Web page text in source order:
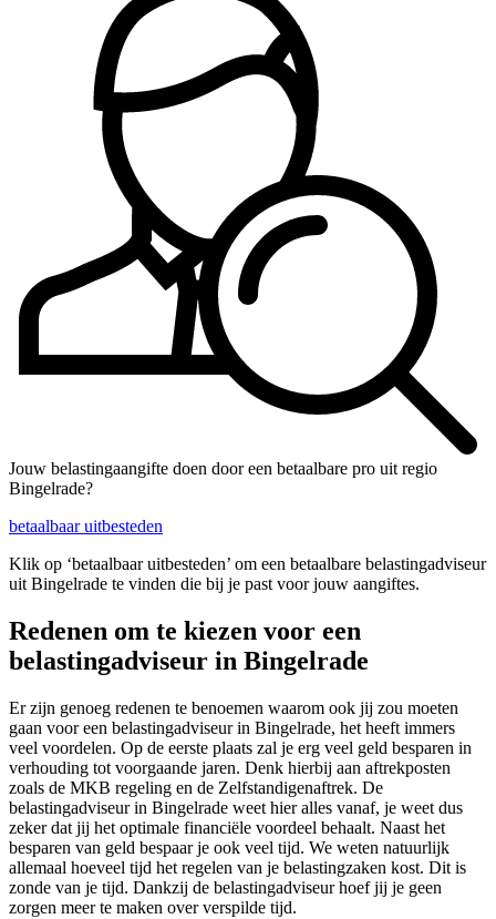
Jouw belastingaangifte doen door een betaalbare pro uit regio
Bingelrade?
betaalbaar uitbesteden
Klik op ‘betaalbaar uitbesteden’ om een betaalbare belastingadviseur
uit Bingelrade te vinden die bij je past voor jouw aangiftes.
Redenen om te kiezen voor een
belastingadviseur in Bingelrade
Er zijn genoeg redenen te benoemen waarom ook jij zou moeten
gaan voor een belastingadviseur in Bingelrade, het heeft immers
veel voordelen. Op de eerste plaats zal je erg veel geld besparen in
verhouding tot voorgaande jaren. Denk hierbij aan aftrekposten
zoals de MKB regeling en de Zelfstandigenaftrek. De
belastingadviseur in Bingelrade weet hier alles vanaf, je weet dus
zeker dat jij het optimale financiële voordeel behaalt. Naast het
besparen van geld bespaar je ook veel tijd. We weten natuurlijk
allemaal hoeveel tijd het regelen van je belastingzaken kost. Dit is
zonde van je tijd. Dankzij de belastingadviseur hoef jij je geen
zorgen meer te maken over verspilde tijd.